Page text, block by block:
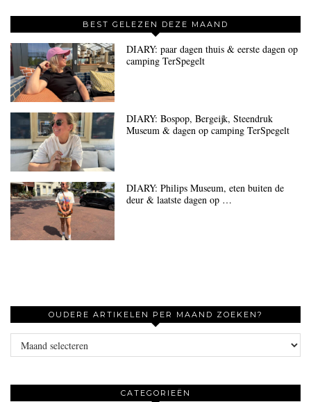
BEST GELEZEN DEZE MAAND
DIARY: paar dagen thuis & eerste dagen op
camping TerSpegelt
DIARY: Bospop, Bergeijk, Steendruk
Museum & dagen op camping TerSpegelt
DIARY: Philips Museum, eten buiten de
deur & laatste dagen op …
OUDERE ARTIKELEN PER MAAND ZOEKEN?
Oudere
artikelen
maand
CATEGORIEËN